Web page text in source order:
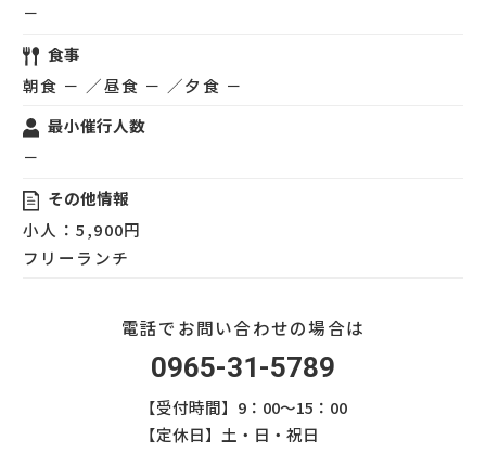
－
食事
朝食 － ／昼食 － ／夕食 －
最小催行人数
－
その他情報
小人：5,900円
フリーランチ
電話でお問い合わせの場合は
0965-31-5789
【受付時間】9：00〜15：00
【定休日】土・日・祝日